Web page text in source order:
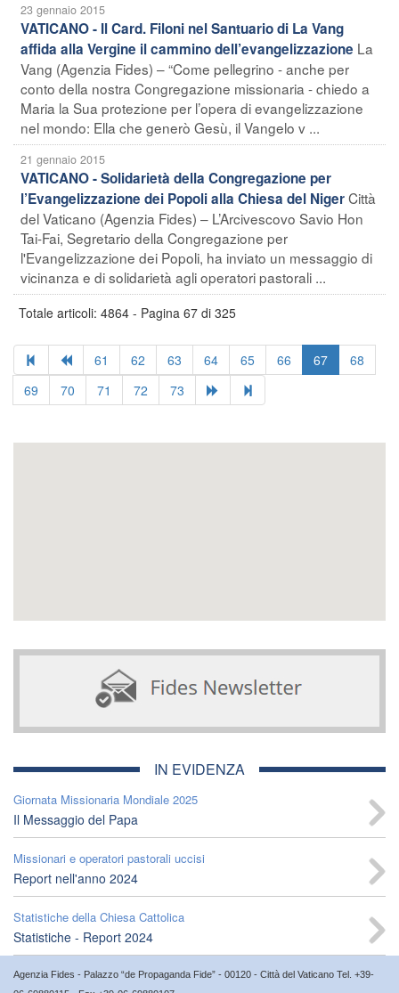
23 gennaio 2015
VATICANO - Il Card. Filoni nel Santuario di La Vang
affida alla Vergine il cammino dell’evangelizzazione La
Vang (Agenzia Fides) – “Come pellegrino - anche per
conto della nostra Congregazione missionaria - chiedo a
Maria la Sua protezione per l’opera di evangelizzazione
nel mondo: Ella che generò Gesù, il Vangelo v ...
21 gennaio 2015
VATICANO - Solidarietà della Congregazione per
l’Evangelizzazione dei Popoli alla Chiesa del NigerCittà
del Vaticano (Agenzia Fides) – L’Arcivescovo Savio Hon
Tai-Fai, Segretario della Congregazione per
l'Evangelizzazione dei Popoli, ha inviato un messaggio di
vicinanza e di solidarietà agli operatori pastorali ...
Totale articoli: 4864 - Pagina 67 di 325
61 62 63 64 65 66 67
68
69
70 71 72 73
IN EVIDENZA
Giornata Missionaria Mondiale 2025
Il Messaggio del Papa
Missionari e operatori pastorali uccisi
Report nell'anno 2024
Statistiche della Chiesa Cattolica
Statistiche - Report 2024
Agenzia Fides - Palazzo “de Propaganda Fide” - 00120 - Città del Vaticano Tel. +39-